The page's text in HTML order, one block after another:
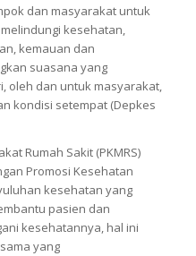
dan masyarakat untuk
kesehatan,
kemauan dan
suasana yang
oleh dan untuk masyarakat,
kondisi setempat (Depkes
Rumah Sakit (PKMRS)
Promosi Kesehatan
kesehatan yang
pasien dan
kesehatannya, hal ini
yang